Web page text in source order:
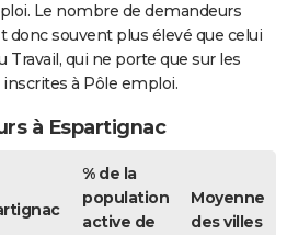
Le nombre de demandeurs
donc souvent plus élevé que celui
qui ne porte que sur les
à Pôle emploi.
à Espartignac
% de la
population
active de
Moyenne
des villes